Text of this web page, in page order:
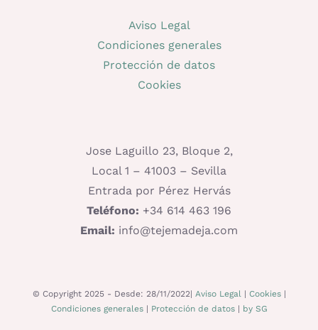
Aviso Legal
Condiciones generales
Protección de datos
Cookies
Jose Laguillo 23, Bloque 2,
Local 1 – 41003 – Sevilla
Entrada por Pérez Hervás
Teléfono: +34 614 463 196
Email: info@tejemadeja.com
© Copyright 2025 - Desde: 28/11/2022| Aviso Legal| Cookies|
Condiciones generales| Protección de datos| by SG